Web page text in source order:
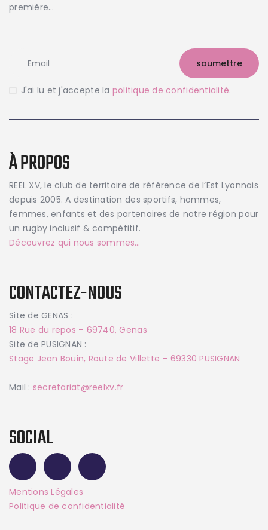
première…
J'ai lu et j'accepte la politique de confidentialité.
À PROPOS
REEL XV, le club de territoire de référence de l’Est Lyonnais
depuis 2005. A destination des sportifs, hommes,
femmes, enfants et des partenaires de notre région pour
un rugby inclusif & compétitif.
Découvrez qui nous sommes…
CONTACTEZ-NOUS
Site de GENAS :
18 Rue du repos – 69740, Genas
Site de PUSIGNAN :
Stage Jean Bouin, Route de Villette – 69330 PUSIGNAN
Mail : secretariat@reelxv.fr
SOCIAL
Mentions Légales
Politique de confidentialité